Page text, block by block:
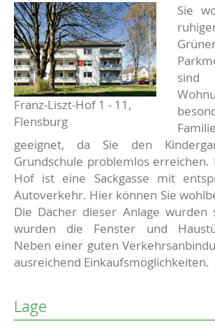
Franz-Liszt-Hof 1 - 11,
Flensburg
Beschreibung
Sie
sind
geeignet, da Sie den
Grundschule problemlos erreichen.
Hof ist eine Sackgasse mit
Autoverkehr. Hier können Sie
Die Dächer dieser Anlage wurden
wurden die Fenster und
Neben einer guten
ausreichend Einkaufsmöglichkeiten.
Lage